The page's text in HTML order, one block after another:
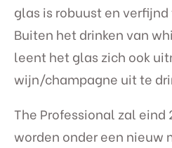
glas is robuust en
Buiten het drinken van
leent het glas zich ook
wijn/champagne uit te
The Professional zal
worden onder een nieuw